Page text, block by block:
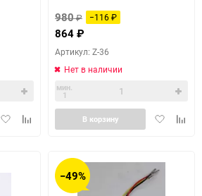
ДобавитьДобавить
980₽ −116₽
864 ₽
Артикул: Z-36
Нет в наличии
мин.
1
Добавить
В корзину
−49%